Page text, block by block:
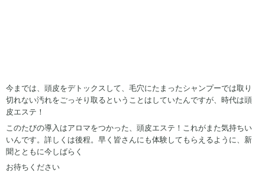
今までは、頭皮をデトックスして、毛穴にたまったシャンプーでは取り
切れない汚れをごっそり取るということはしていたんですが、時代は頭
皮エステ！
このたびの導入はアロマをつかった、頭皮エステ！これがまた気持ちい
いんです。詳しくは後程。早く皆さんにも体験してもらえるように、新
聞とともに今しばらく
お待ちください